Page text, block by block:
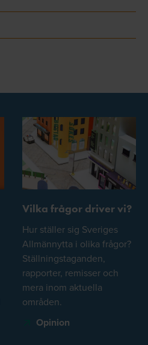
Vilka frågor driver vi?
Hur ställer sig Sveriges
Allmännytta i olika frågor?
Ställningstaganden,
rapporter, remisser och
mera inom aktuella
områden.
Opinion